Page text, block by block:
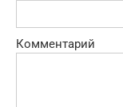
Комментарий